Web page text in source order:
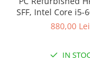
Drum
Imprimante de
Imprimante Inkjet
SFF, Intel Core i5-
DDR4, 256GB
880,00 Lei
IN